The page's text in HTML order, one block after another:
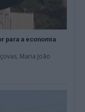
para a economia
Maria João